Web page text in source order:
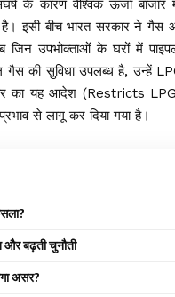
के कारण वैश्विक ऊर्जा
इसी बीच भारत सरकार ने गैस
जिन उपभोक्ताओं के घरों में
गैस की सुविधा उपलब्ध है, उन्हें
का यह आदेश (Restricts
से लागू कर दिया गया है।
बढ़ती चुनौती
असर?